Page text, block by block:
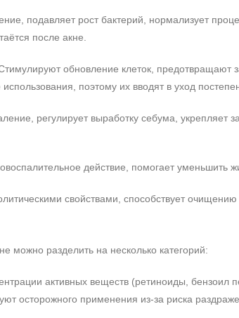
подавляет рост бактерий, нормализует
после акне.
обновление клеток, предотвращают
поэтому их вводят в уход
регулирует выработку себума, укрепляет
действие, помогает уменьшить
свойствами, способствует
можно разделить на несколько категорий:
активных веществ (ретиноиды, бензоил
осторожного применения из‑за риска
+7 (495) 640-58-89